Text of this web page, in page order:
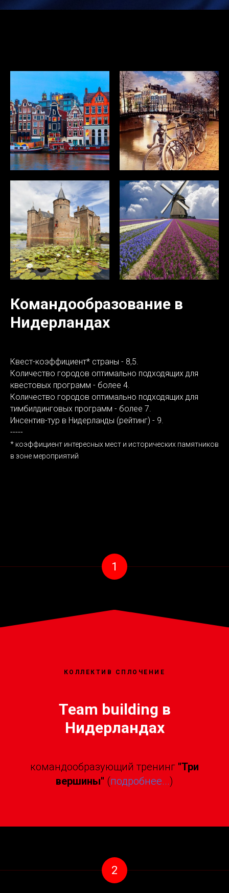
Командообразование в
Нидерландах
Квест-коэффициент* страны - 8,5.
Количество городов оптимально подходящих для
квестовых программ - более 4.
Количество городов оптимально подходящих для
тимбилдинговых программ - более 7.
Инсентив-тур в Нидерланды (рейтинг) - 9.
-----
* коэффициент интересных мест и исторических памятников
в зоне мероприятий
1
КОЛЛЕКТИВ СПЛОЧЕНИЕ
Team building в
Нидерландах
командообразующий тренинг "Три
вершины" (подробнее...)
2